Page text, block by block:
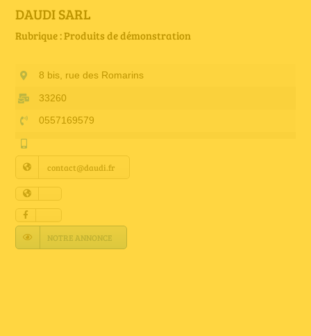
Petites annonces
Annuaire Fournisseurs
Actualités
Contact
DAUDI SARL
Rubrique : Produits de démonstration
8 bis, rue des Romarins
33260
0557169579
contact@daudi.fr
NOTRE ANNONCE